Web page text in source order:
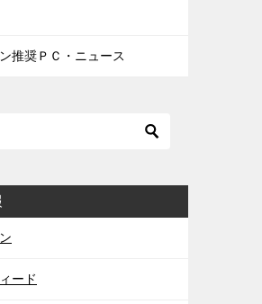
推奨ＰＣ・ニュース
ード